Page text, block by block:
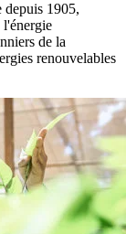
depuis 1905,
l'énergie
de la
renouvelables